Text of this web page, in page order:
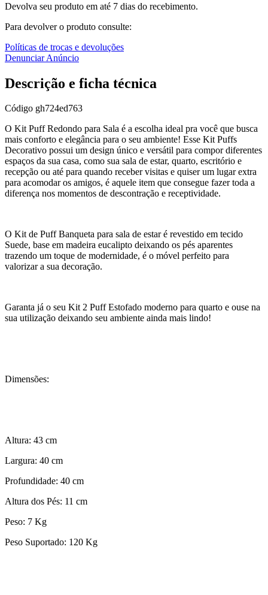
Devolva seu produto em até 7 dias do recebimento.
Para devolver o produto consulte:
Políticas de trocas e devoluções
Denunciar Anúncio
Descrição e ficha técnica
Código gh724ed763
O Kit Puff Redondo para Sala é a escolha ideal pra você que busca
mais conforto e elegância para o seu ambiente! Esse Kit Puffs
Decorativo possui um design único e versátil para compor diferentes
espaços da sua casa, como sua sala de estar, quarto, escritório e
recepção ou até para quando receber visitas e quiser um lugar extra
para acomodar os amigos, é aquele item que consegue fazer toda a
diferença nos momentos de descontração e receptividade.
O Kit de Puff Banqueta para sala de estar é revestido em tecido
Suede, base em madeira eucalipto deixando os pés aparentes
trazendo um toque de modernidade, é o móvel perfeito para
valorizar a sua decoração.
Garanta já o seu Kit 2 Puff Estofado moderno para quarto e ouse na
sua utilização deixando seu ambiente ainda mais lindo!
Dimensões:
Altura: 43 cm
Largura: 40 cm
Profundidade: 40 cm
Altura dos Pés: 11 cm
Peso: 7 Kg
Peso Suportado: 120 Kg